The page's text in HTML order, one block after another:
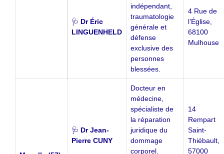
🩺 Dr Éric
LINGUENHELD
indépendant,
traumatologie
générale et
défense
exclusive des
personnes
blessées.
4 Rue de
l’Église,
68100
Mulhouse
🩺 Dr Jean-
Pierre CUNY
Docteur en
médecine,
spécialiste de
la réparation
juridique du
dommage
corporel.
14
Rempart
Saint-
Thiébault,
57000